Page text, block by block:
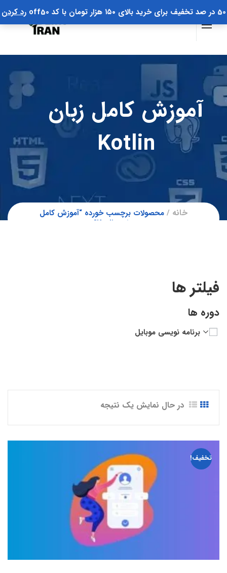
50 در صد تخفیف برای خرید بالای ۱۵۰ هزار تومان با کد off50 رد کردن
آموزش کامل زبان
Kotlin
خانه
محصولات برچسب خورده “آموزش کامل
زبان Kotlin”
در حال نمایش یک نتیجه
تخفیف!
فیلتر ها
دوره ها
برنامه نویسی موبایل